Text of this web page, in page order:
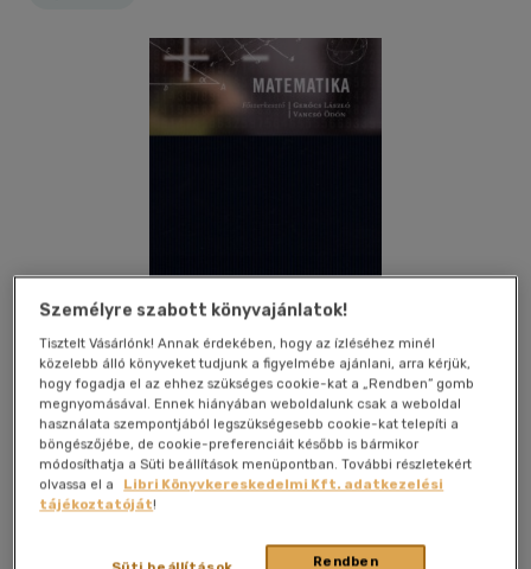
Kívánságlistához adom
Személyre szabott könyvajánlatok!
Tisztelt Vásárlónk! Annak érdekében, hogy az ízléséhez minél
közelebb álló könyveket tudjunk a figyelmébe ajánlani, arra kérjük,
hogy fogadja el az ehhez szükséges cookie-kat a „Rendben” gomb
megnyomásával. Ennek hiányában weboldalunk csak a weboldal
használata szempontjából legszükségesebb cookie-kat telepíti a
böngészőjébe, de cookie-preferenciáit később is bármikor
módosíthatja a Süti beállítások menüpontban. További részletekért
olvassa el a
Libri Könyvkereskedelmi Kft. adatkezelési
tájékoztatóját!
Rendben